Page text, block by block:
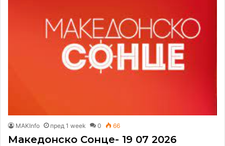
MAKInfo пред 1 week 0 66
Македонско Сонце- 19 07 2026